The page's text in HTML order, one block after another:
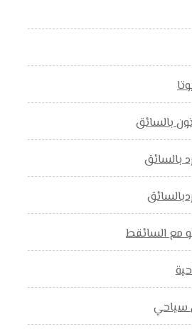
بالسائق
بالسائق
مع السائقط
سياحي